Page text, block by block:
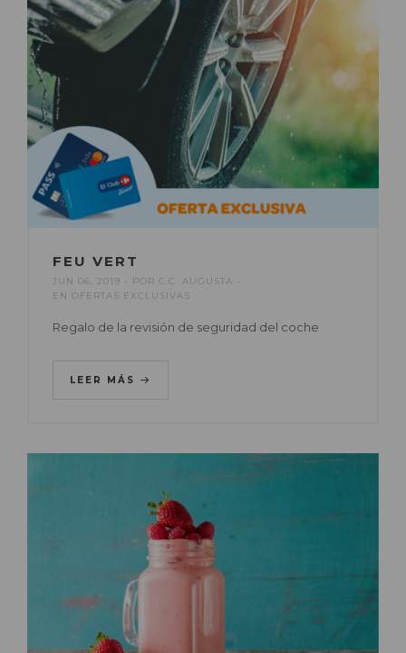
FEU VERT
JUN 06, 2019 POR C.C. AUGUSTA
EN OFERTAS EXCLUSIVAS
Regalo de la revisión de seguridad del coche
LEER MÁS